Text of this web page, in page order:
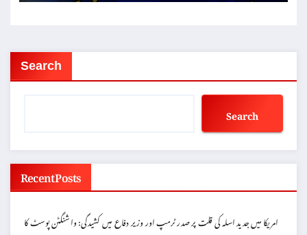
Search
Search
Recent Posts
امریکا میں جدید اسلہ کی قلت پر صدر ٹرمپ اور وزیر دفاع میں کشیدگی: واشنگٹن پوسٹ کا